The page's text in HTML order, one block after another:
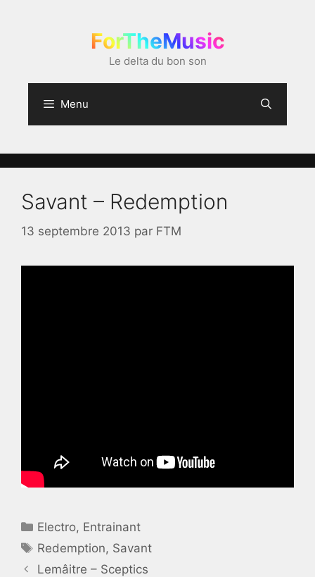
ForTheMusic
Le delta du bon son
Menu
Savant – Redemption
13 septembre 2013 par FTM
Catégories
Electro, Entrainant
Étiquettes
Redemption, Savant
Lemâitre – Sceptics